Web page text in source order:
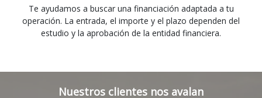
Te ayudamos a buscar una financiación adaptada a tu
operación. La entrada, el importe y el plazo dependen del
estudio y la aprobación de la entidad financiera.
Nuestros clientes nos avalan